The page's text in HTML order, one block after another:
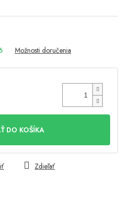
Možnosti doručenia
DO KOŠÍKA
Zdieľať